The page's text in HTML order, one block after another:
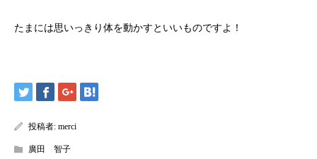
たまには思いっきり体を動かすといいものですよ！
投稿者: merci
廣田 智子